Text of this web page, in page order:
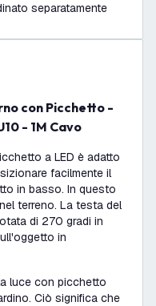
separatamente
- 1M Cavo
a LED è adatto
facilmente il
in basso. In questo
terreno. La testa del
di 270 gradi in
in
luce con picchetto
Ciò significa che